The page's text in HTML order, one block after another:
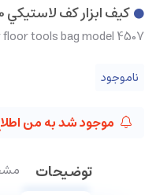
کيف ابزار کف لاستيکي 30سانتی آروا مدل 4507
tools bag model 4507
ناموجود
موجود شد به من
توضیحات